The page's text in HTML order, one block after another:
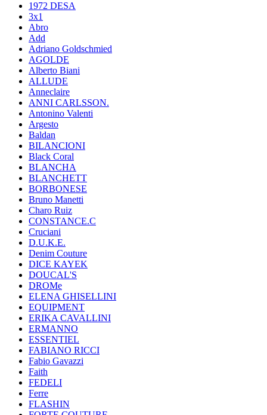
1972 DESA
3x1
Abro
Add
Adriano Goldschmied
AGOLDE
Alberto Biani
ALLUDE
Anneclaire
ANNI CARLSSON.
Antonino Valenti
Argesto
Baldan
BILANCIONI
Black Coral
BLANCHA
BLANCHETT
BORBONESE
Bruno Manetti
Charo Ruiz
CONSTANCE.C
Cruciani
D.U.K.E.
Denim Couture
DICE KAYEK
DOUCAL'S
DROMe
ELENA GHISELLINI
EQUIPMENT
ERIKA CAVALLINI
ERMANNO
ESSENTIEL
FABIANO RICCI
Fabio Gavazzi
Faith
FEDELI
Ferre
FLASHIN